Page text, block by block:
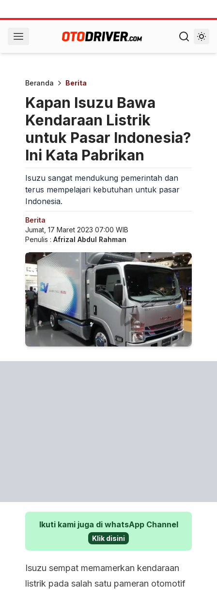
Beranda Berita
Kapan Isuzu Bawa
Kendaraan Listrik
untuk Pasar Indonesia?
Ini Kata Pabrikan
Isuzu sangat mendukung pemerintah dan
terus mempelajari kebutuhan untuk pasar
Indonesia.
Berita
Jumat, 17 Maret 2023 07:00 WIB
Penulis : Afrizal Abdul Rahman
Ikuti kami juga di whatsApp Channel
Klik disini
Isuzu sempat memamerkan kendaraan
listrik pada salah satu pameran otomotif